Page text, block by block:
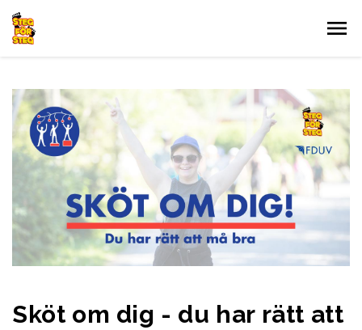
Gå till innehållet
Sköt om dig - du har rätt att